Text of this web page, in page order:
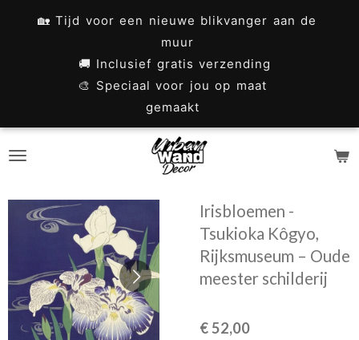
🏡 Tijd voor een nieuwe blikvanger aan de
muur
🚚 Inclusief gratis verzending
🎨 Speciaal voor jou op maat
gemaakt
Irisbloemen -
Tsukioka Kôgyo,
Rijksmuseum – Oude
meester schilderij
€ 52,00